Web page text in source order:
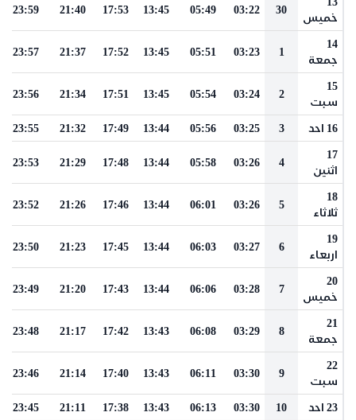
خميس
30
03:22
05:49
13:45
17:53
21:40
23:59
14
جمعة
1
03:23
05:51
13:45
17:52
21:37
23:57
15
سبت
2
03:24
05:54
13:45
17:51
21:34
23:56
16 احد 3
03:25
05:56
13:44
17:49
21:32
23:55
17
اثنين
4
03:26
05:58
13:44
17:48
21:29
23:53
18
ثلاثاء
5
03:26
06:01
13:44
17:46
21:26
23:52
19
اربعاء
6
03:27
06:03
13:44
17:45
21:23
23:50
20
خميس
7
03:28
06:06
13:44
17:43
21:20
23:49
21
جمعة
8
03:29
06:08
13:43
17:42
21:17
23:48
22
سبت
9
03:30
06:11
13:43
17:40
21:14
23:46
23 احد 10
03:30
06:13
13:43
17:38
21:11
23:45